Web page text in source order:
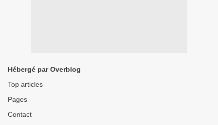
Hébergé par Overblog
Top articles
Pages
Contact